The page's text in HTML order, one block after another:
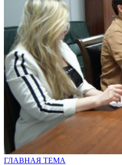
ГЛАВНАЯ ТЕМА